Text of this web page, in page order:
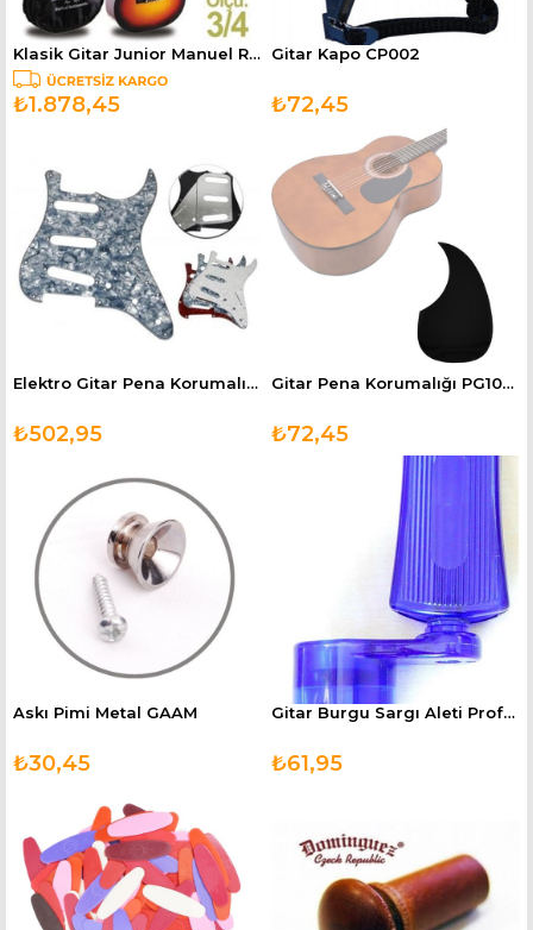
Klasik Gitar Junior Manuel Raymond MRC87SB (KILIF HEDİYE)
₺1.878,45
Gitar Kapo CP002
₺72,45
Elektro Gitar Pena Korumalığı GAEPGPBL
₺502,95
Gitar Pena Korumalığı PG100 Pick Guard
₺72,45
Askı Pimi Metal GAAM
₺30,45
Gitar Burgu Sargı Aleti Profesyonel JQS2
₺61,95